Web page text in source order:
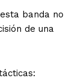
banda no
de una